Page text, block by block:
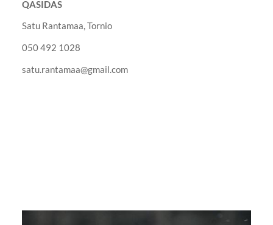
QASIDAS
Satu Rantamaa, Tornio
050 492 1028
satu.rantamaa@gmail.com